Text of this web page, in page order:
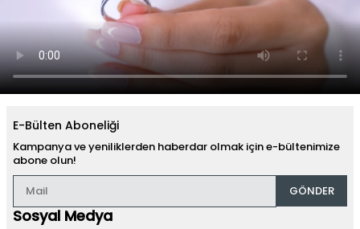
E-Bülten Aboneliği
Kampanya ve yeniliklerden haberdar olmak için e-bültenimize
abone olun!
GÖNDER
Sosyal Medya